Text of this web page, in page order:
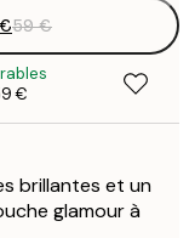
59 €
€
brillantes et un
glamour à